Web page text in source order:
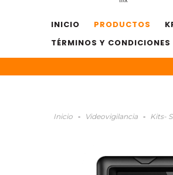
INICIO PRODUCTOS
TÉRMINOS Y CONDICIONES
Inicio - Videovigilancia - Kits-